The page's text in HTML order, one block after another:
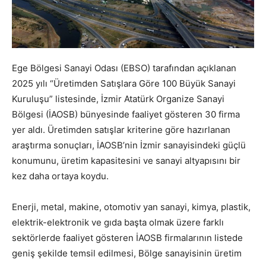
Ege Bölgesi Sanayi Odası (EBSO) tarafından açıklanan
2025 yılı “Üretimden Satışlara Göre 100 Büyük Sanayi
Kuruluşu” listesinde, İzmir Atatürk Organize Sanayi
Bölgesi (İAOSB) bünyesinde faaliyet gösteren 30 firma
yer aldı. Üretimden satışlar kriterine göre hazırlanan
araştırma sonuçları, İAOSB’nin İzmir sanayisindeki güçlü
konumunu, üretim kapasitesini ve sanayi altyapısını bir
kez daha ortaya koydu.
Enerji, metal, makine, otomotiv yan sanayi, kimya, plastik,
elektrik-elektronik ve gıda başta olmak üzere farklı
sektörlerde faaliyet gösteren İAOSB firmalarının listede
geniş şekilde temsil edilmesi, Bölge sanayisinin üretim